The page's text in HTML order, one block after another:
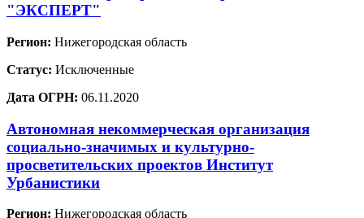
"ЭКСПЕРТ"
Регион: Нижегородская область
Статус: Исключенные
Дата ОГРН: 06.11.2020
Автономная некоммерческая организация
социально-значимых и культурно-
просветительских проектов Институт
Урбанистики
Регион: Нижегородская область